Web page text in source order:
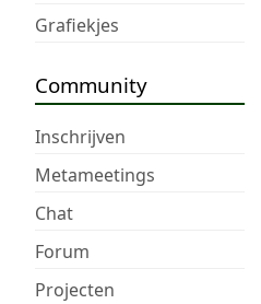
Grafiekjes
Community
Inschrijven
Metameetings
Chat
Forum
Projecten